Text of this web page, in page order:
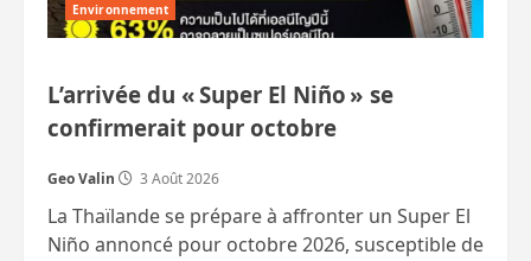
Environnement
L’arrivée du « Super El Niño » se
confirmerait pour octobre
Geo Valin 3 Août 2026
La Thaïlande se prépare à affronter un Super El
Niño annoncé pour octobre 2026, susceptible de